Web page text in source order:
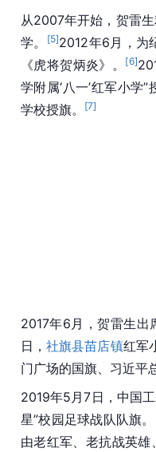
从2007年开始，贺雷
学。
[5]2012年6月，为
《虎将贺炳炎》。
[6]
学附属‘八一’红军小学
学校授旗。
[7]
2017年6月，贺雷生出
日，社旗县苗店镇红军
门广场的国旗、习近平
2019年5月7日，中国
星”校园足球战队队旗。
由老红军、老抗战英雄